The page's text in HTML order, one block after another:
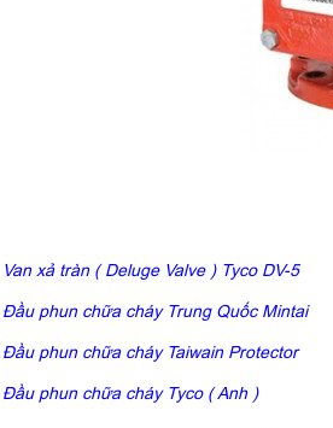
Van xả tràn ( Deluge Valve ) Tyco DV-5
Đầu phun chữa cháy Trung Quốc Mintai
Đầu phun chữa cháy Taiwain Protector
Đầu phun chữa cháy Tyco ( Anh )